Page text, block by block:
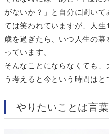
がないか？」と自分に聞い
ては笑われていますが、人
歳を過ぎたら、いつ人生の
っています。
そんなことにならなくても
う考えると今という時間はと
やりたいことは言